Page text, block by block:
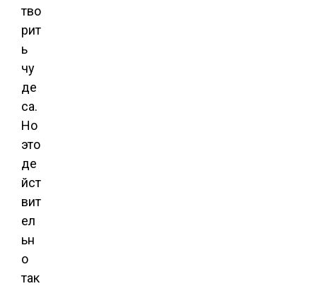
тво
рит
ь
чу
де
са.
Но
это
де
йст
вит
ел
ьн
о
так